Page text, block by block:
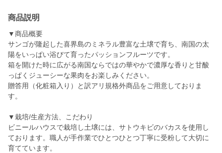
商品説明
▼商品概要
サンゴが隆起した喜界島のミネラル豊富な土壌で育ち、南国の太
陽をいっぱい浴びて育ったパッションフルーツです。
箱を開けた時に広がる南国ならではの華やかで濃厚な香りと甘酸
っぱくジューシーな果肉をお楽しみください。
贈答用（化粧箱入り）と訳アリ規格外商品をご用意しておりま
す。
▼栽培/生産方法、こだわり
ビニールハウスで栽培し土壌には、サトウキビのバカスを使用し
ております。職人が手作業でひとつひとつ丁寧に受粉して大切に
育てています。